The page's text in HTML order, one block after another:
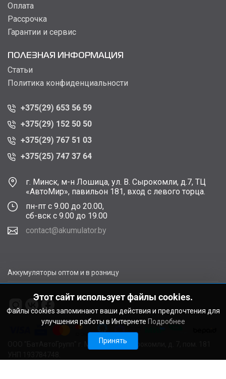
Оплата
Рассрочка
Гарантии и сервис
ПОЛЕЗНАЯ ИНФОРМАЦИЯ
Статьи
Политика конфиденциальности
+375(29) 653 56 59
+375(29) 152 50 50
+375(29) 767 51 03
+375(25) 747 37 64
г. Минск, м-н Лошица, ул. В. Сырокомли, д.7, ТЦ
«АвтоМир», павильон 181, вход с левого торца.
пн-пт с 9.00 до 20.00,
сб-вск с 9.00 до 19.00
contact@akumulator.by
Аккумуляторы оптом и в розницу
ООО "БатАвтоГрупп" г. Минск, ул. В. Сырокомли, д. 7, пом. 181
Этот сайт использует файлы cookies.
Файлы cookies запоминают ваши действия и предпочтения для
улучшения работы в Интернете Подробнее
Принять